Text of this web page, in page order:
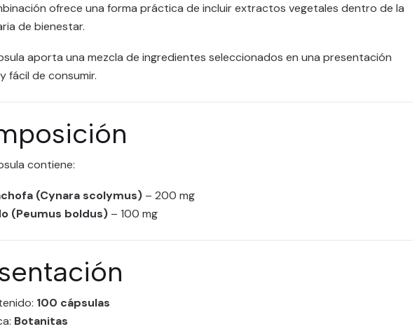
ofrece una forma práctica de incluir extractos vegetales dentro de la
de bienestar.
aporta una mezcla de ingredientes seleccionados en una presentación
fácil de consumir.
contiene:
(Cynara scolymus) – 200 mg
(Peumus boldus) – 100 mg
100 cápsulas
Botanitas